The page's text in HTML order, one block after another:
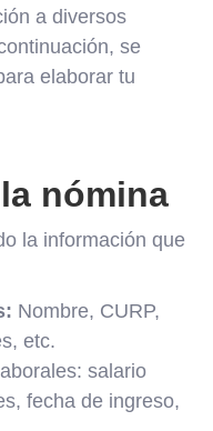
a diversos
se
elaborar tu
nómina
la información que
Nombre, CURP,
etc.
salario
fecha de ingreso,